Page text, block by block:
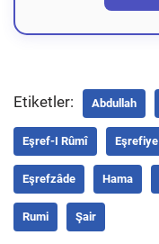
Etiketler: Abdullah
Eşref-I Rûmî Eşrefiye
Eşrefzâde Hama
Rumi Şair